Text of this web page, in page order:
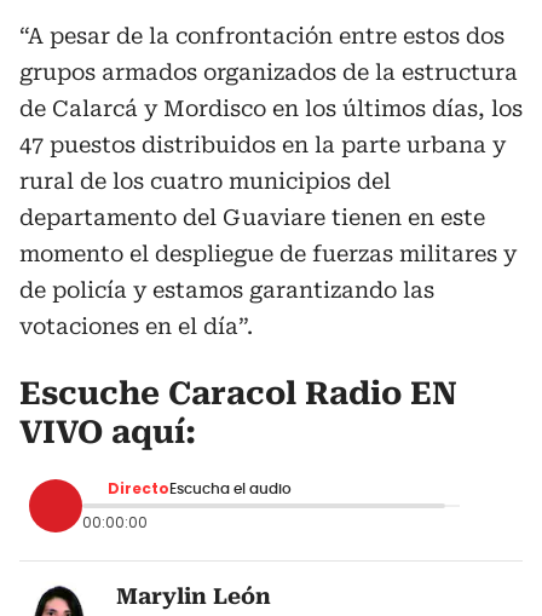
“A pesar de la confrontación entre estos dos
grupos armados organizados de la estructura
de Calarcá y Mordisco en los últimos días, los
47 puestos distribuidos en la parte urbana y
rural de los cuatro municipios del
departamento del Guaviare tienen en este
momento el despliegue de fuerzas militares y
de policía y estamos garantizando las
votaciones en el día”.
Escuche Caracol Radio EN
VIVO aquí:
Directo Escucha el audio
00:00:00
Marylin León